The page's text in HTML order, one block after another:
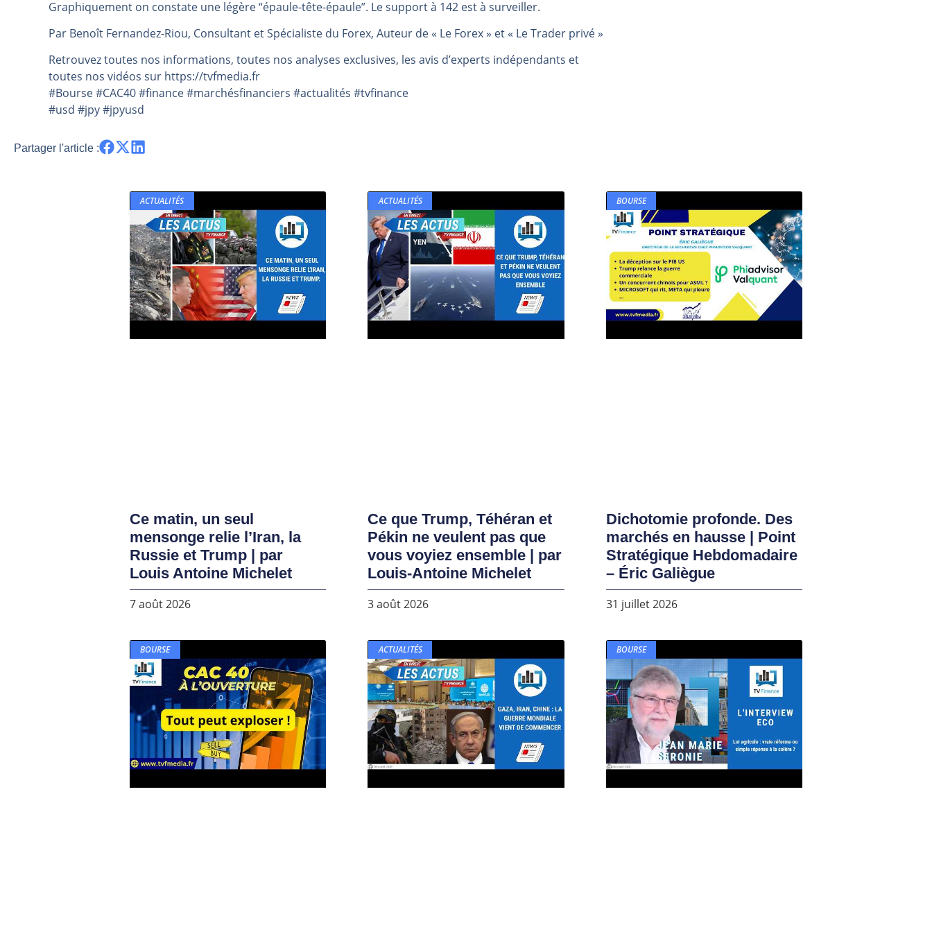
Pourquoi 6 guerres explosent en même temps cette semaine | par Louis-Antoine Michelet
Les investisseurs y croient toujours | Point Stratégique Hebdomadaire – Éric Galiègue
Une inertie haussière qui ralentit | Antoine Quesada – Chrono CAC
Pourquoi le monde entier vacille en même temps cette semaine ? | par Louis-Antoine Michelet
WTI : Explosion mais réserves au plus bas | Denis Desclos – Market Movers
Graphiquement on constate une légère “épaule-tête-épaule”. Le support à 142 est à surveiller.
Par Benoît Fernandez-Riou, Consultant et Spécialiste du Forex, Auteur de « Le Forex » et « Le Trader privé »
Retrouvez toutes nos informations, toutes nos analyses exclusives, les avis d’experts indépendants et
toutes nos vidéos sur https://tvfmedia.fr
#Bourse #CAC40 #finance #marchésfinanciers #actualités #tvfinance
#usd #jpy #jpyusd
Partager l'article :
ACTUALITÉS
Ce matin, un seul
mensonge relie l’Iran, la
Russie et Trump | par
Louis Antoine Michelet
7 août 2026
ACTUALITÉS
Ce que Trump, Téhéran et
Pékin ne veulent pas que
vous voyiez ensemble | par
Louis-Antoine Michelet
3 août 2026
BOURSE
Dichotomie profonde. Des
marchés en hausse | Point
Stratégique Hebdomadaire
– Éric Galiègue
31 juillet 2026
BOURSE ACTUALITÉS BOURSE